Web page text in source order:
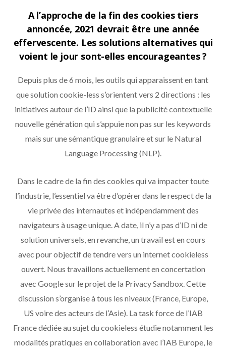
A l’approche de la fin des cookies tiers
annoncée, 2021 devrait être une année
effervescente. Les solutions alternatives qui
voient le jour sont-elles encourageantes ?
Depuis plus de 6 mois, les outils qui apparaissent en tant
que solution cookie-less s’orientent vers 2 directions : les
initiatives autour de l’ID ainsi que la publicité contextuelle
nouvelle génération qui s’appuie non pas sur les keywords
mais sur une sémantique granulaire et sur le Natural
Language Processing (NLP).
Dans le cadre de la fin des cookies qui va impacter toute
l’industrie, l’essentiel va être d’opérer dans le respect de la
vie privée des internautes et indépendamment des
navigateurs à usage unique. A date, il n’y a pas d’ID ni de
solution universels, en revanche, un travail est en cours
avec pour objectif de tendre vers un internet cookieless
ouvert. Nous travaillons actuellement en concertation
avec Google sur le projet de la Privacy Sandbox. Cette
discussion s’organise à tous les niveaux (France, Europe,
US voire des acteurs de l’Asie). La task force de l’IAB
France dédiée au sujet du cookieless étudie notamment les
modalités pratiques en collaboration avec l’IAB Europe, le